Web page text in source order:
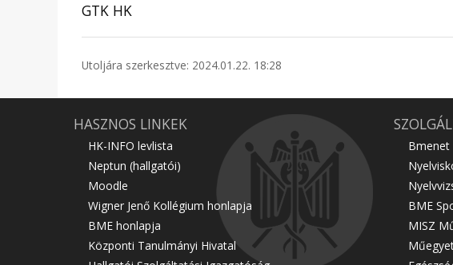
GTK HK
Utoljára szerkesztve: 2024.01.22. 18:28
HASZNOS LINKEK
HK-INFO levlista
Neptun (hallgatói)
Moodle
Wigner Jenő Kollégium honlapja
BME honlapja
Központi Tanulmányi Hivatal
Bmenet
BME
MISZ